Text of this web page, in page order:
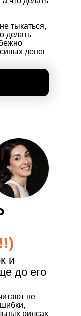
тыкаться,
делать
денег
и
до его
не
рилсах